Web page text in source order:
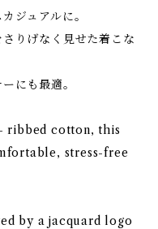
ジュアルに。
りげなく見せた着こな
にも最適。
ribbed cotton, this
stress-free
by a jacquard logo